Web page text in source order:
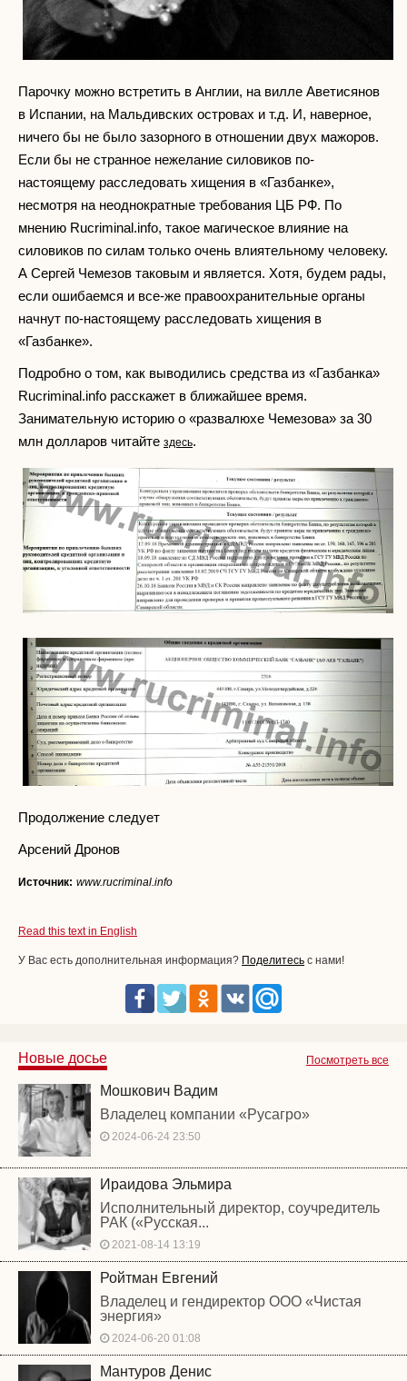
Парочку можно встретить в Англии, на вилле Аветисянов
в Испании, на Мальдивских островах и т.д. И, наверное,
ничего бы не было зазорного в отношении двух мажоров.
Если бы не странное нежелание силовиков по-
настоящему расследовать хищения в «Газбанке»,
несмотря на неоднократные требования ЦБ РФ. По
мнению Rucriminal.info, такое магическое влияние на
силовиков по силам только очень влиятельному человеку.
А Сергей Чемезов таковым и является. Хотя, будем рады,
если ошибаемся и все-же правоохранительные органы
начнут по-настоящему расследовать хищения в
«Газбанке».
Подробно о том, как выводились средства из «Газбанка»
Rucriminal.info расскажет в ближайшее время.
Занимательную историю о «развалюхе Чемезова» за 30
млн долларов читайте здесь.
Продолжение следует
Арсений Дронов
Источник: www.rucriminal.info
Read this text in English
У Вас есть дополнительная информация? Поделитесь с нами!
Посмотреть все
Новые досье
Мошкович Вадим
Владелец компании «Русагро»
2024-06-24 23:50
Ираидова Эльмира
Исполнительный директор, соучредитель
РАК («Русская...
2021-08-14 13:19
Ройтман Евгений
Владелец и гендиректор ООО «Чистая
энергия»
2024-06-20 01:08
Мантуров Денис